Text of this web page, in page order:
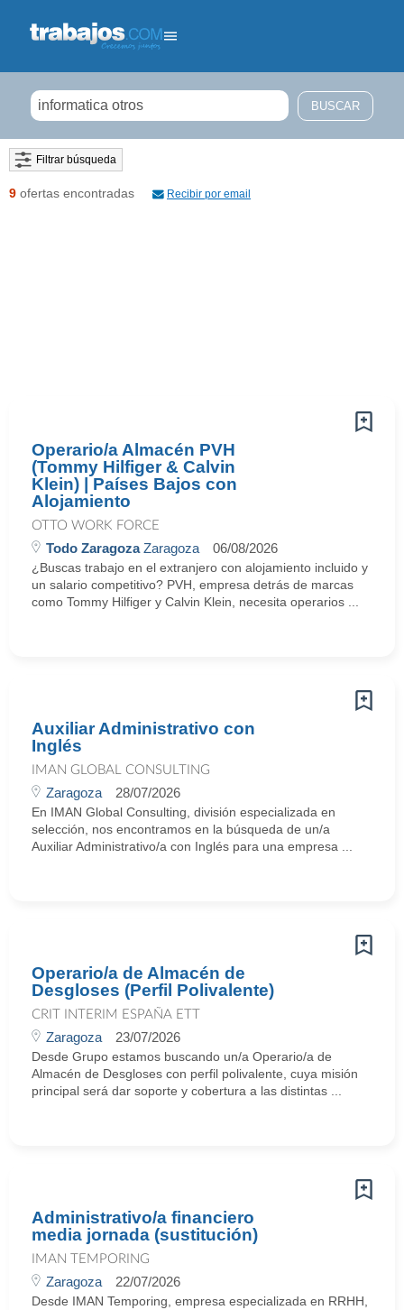
Filtrar búsqueda
9 ofertas encontradas Recibir por email
Operario/a Almacén PVH
(Tommy Hilfiger & Calvin
Klein) | Países Bajos con
Alojamiento
OTTO WORK FORCE
Todo ZaragozaZaragoza 06/08/2026
¿Buscas trabajo en el extranjero con alojamiento incluido y
un salario competitivo? PVH, empresa detrás de marcas
como Tommy Hilfiger y Calvin Klein, necesita operarios ...
Auxiliar Administrativo con
Inglés
IMAN GLOBAL CONSULTING
Zaragoza 28/07/2026
En IMAN Global Consulting, división especializada en
selección, nos encontramos en la búsqueda de un/a
Auxiliar Administrativo/a con Inglés para una empresa ...
Operario/a de Almacén de
Desgloses (Perfil Polivalente)
CRIT INTERIM ESPAÑA ETT
Zaragoza 23/07/2026
Desde Grupo estamos buscando un/a Operario/a de
Almacén de Desgloses con perfil polivalente, cuya misión
principal será dar soporte y cobertura a las distintas ...
Administrativo/a financiero
media jornada (sustitución)
IMAN TEMPORING
Zaragoza 22/07/2026
Desde IMAN Temporing, empresa especializada en RRHH,